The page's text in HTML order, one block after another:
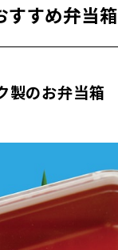
すすめ弁当箱
製のお弁当箱